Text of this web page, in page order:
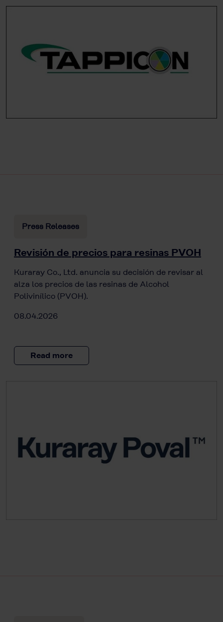
Press Releases
Revisión de precios para resinas PVOH
Kuraray Co., Ltd. anuncia su decisión de revisar al
alza los precios de las resinas de Alcohol
Polivinílico (PVOH).
08.04.2026
Read more